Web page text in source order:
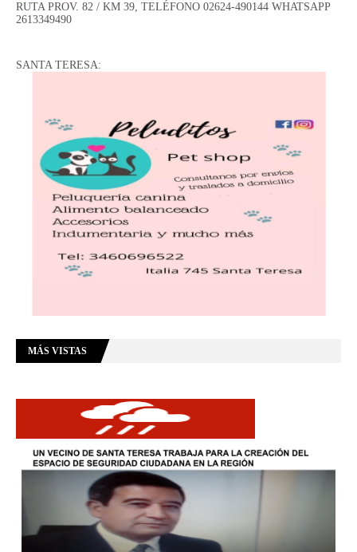
RUTA PROV. 82 / KM 39, TELÉFONO 02624-490144 WHATSAPP
2613349490
SANTA TERESA:
MÁS VISTAS